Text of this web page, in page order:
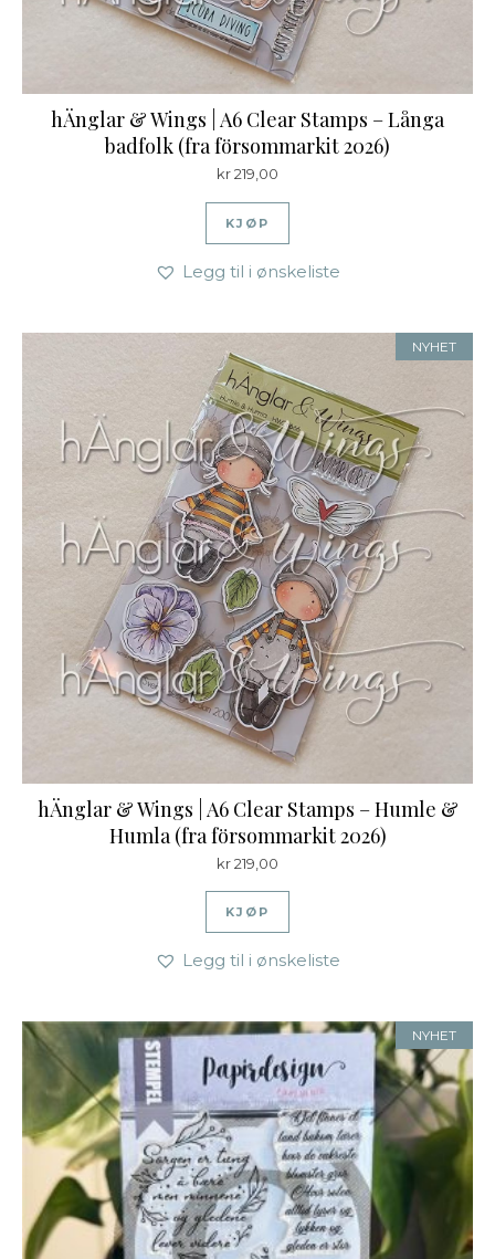
hÄnglar & Wings | A6 Clear Stamps – Långa
badfolk (fra försommarkit 2026)
kr219,00
KJØP
Legg til i ønskeliste
NYHET
hÄnglar & Wings | A6 Clear Stamps – Humle &
Humla (fra försommarkit 2026)
kr219,00
KJØP
Legg til i ønskeliste
NYHET